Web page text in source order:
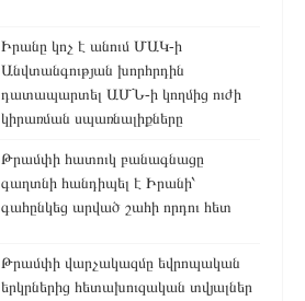
Իրանը կոչ է անում ՄԱԿ-ի
Անվտանգության խորհրդին
դատապարտել ԱՄՆ-ի կողմից ուժի
կիրառման սպառնալիքները
Թրամփի հատուկ բանագնացը
գաղտնի հանդիպել է Իրանի՝
գահընկեց արված շահի որդու հետ
Թրամփի վարչակազմը եվրոպական
երկրներից հետախուզական տվյալներ